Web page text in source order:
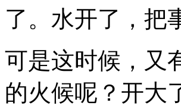
了。水开了，把
可是这时候，又
的火候呢？开大